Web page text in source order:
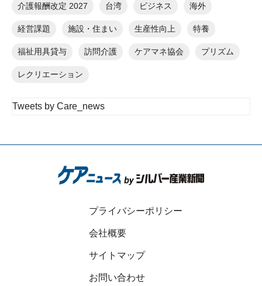
介護報酬改定 2027 台湾 ビジネス 海外
経営課題 施設・住まい 生産性向上 特養
福祉用具貸与 訪問介護 ケアマネ協会 プリズム
レクリエーション
Tweets by Care_news
プライバシーポリシー
会社概要
サイトマップ
お問い合わせ